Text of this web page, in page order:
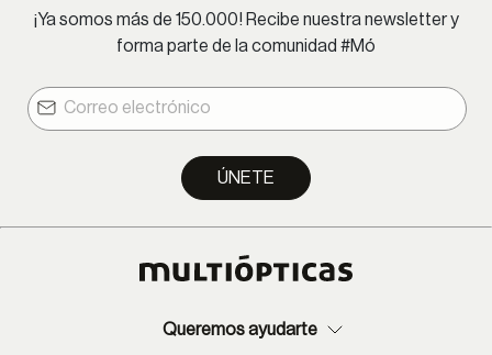
¡Ya somos más de 150.000! Recibe nuestra newsletter y
forma parte de la comunidad #Mó
ÚNETE
Queremos ayudarte